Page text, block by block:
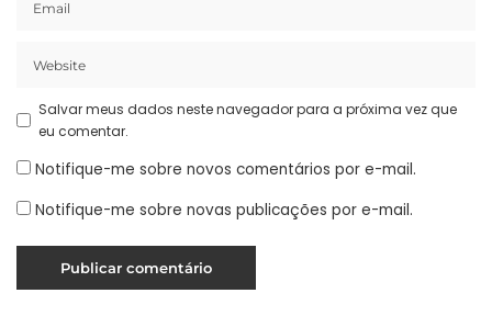
Salvar meus dados neste navegador para a próxima vez que
eu comentar.
Notifique-me sobre novos comentários por e-mail.
Notifique-me sobre novas publicações por e-mail.